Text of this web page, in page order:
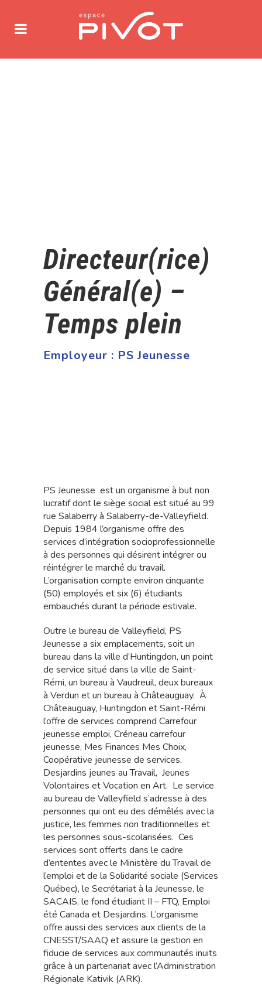
Directeur(rice)
Général(e) –
Temps plein
Employeur : PS Jeunesse
PS Jeunesse est un organisme à but non
lucratif dont le siège social est situé au 99
rue Salaberry à Salaberry-de-Valleyfield.
Depuis 1984 l’organisme offre des
services d’intégration socioprofessionnelle
à des personnes qui désirent intégrer ou
réintégrer le marché du travail.
L’organisation compte environ cinquante
(50) employés et six (6) étudiants
embauchés durant la période estivale.
Outre le bureau de Valleyfield, PS
Jeunesse a six emplacements, soit un
bureau dans la ville d’Huntingdon, un point
de service situé dans la ville de Saint-
Rémi, un bureau à Vaudreuil, deux bureaux
à Verdun et un bureau à Châteauguay. À
Châteauguay, Huntingdon et Saint-Rémi
l’offre de services comprend Carrefour
jeunesse emploi, Créneau carrefour
jeunesse, Mes Finances Mes Choix,
Coopérative jeunesse de services,
Desjardins jeunes au Travail, Jeunes
Volontaires et Vocation en Art. Le service
au bureau de Valleyfield s’adresse à des
personnes qui ont eu des démêlés avec la
justice, les femmes non traditionnelles et
les personnes sous-scolarisées. Ces
services sont offerts dans le cadre
d’ententes avec le Ministère du Travail de
l’emploi et de la Solidarité sociale (Services
Québec), le Secrétariat à la Jeunesse, le
SACAIS, le fond étudiant II – FTQ, Emploi
été Canada et Desjardins. L’organisme
offre aussi des services aux clients de la
CNESST/SAAQ et assure la gestion en
fiducie de services aux communautés inuits
grâce à un partenariat avec l’Administration
Régionale Kativik (ARK).